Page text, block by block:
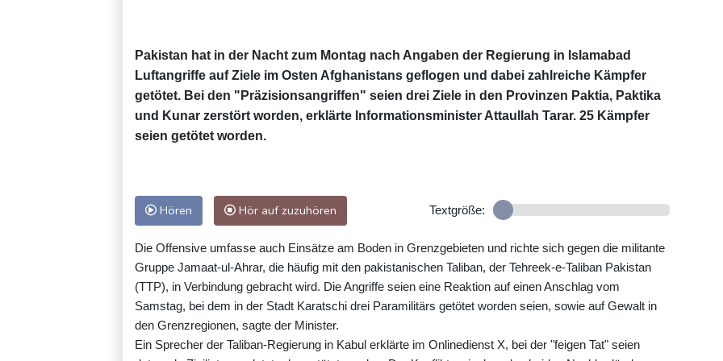
Pakistan hat in der Nacht zum Montag nach Angaben der Regierung in Islamabad
Luftangriffe auf Ziele im Osten Afghanistans geflogen und dabei zahlreiche Kämpfer
getötet. Bei den "Präzisionsangriffen" seien drei Ziele in den Provinzen Paktia, Paktika
und Kunar zerstört worden, erklärte Informationsminister Attaullah Tarar. 25 Kämpfer
seien getötet worden.
Hören Hör auf zuzuhören Textgröße:
Die Offensive umfasse auch Einsätze am Boden in Grenzgebieten und richte sich gegen die militante
Gruppe Jamaat-ul-Ahrar, die häufig mit den pakistanischen Taliban, der Tehreek-e-Taliban Pakistan
(TTP), in Verbindung gebracht wird. Die Angriffe seien eine Reaktion auf einen Anschlag vom
Samstag, bei dem in der Stadt Karatschi drei Paramilitärs getötet worden seien, sowie auf Gewalt in
den Grenzregionen, sagte der Minister.
Ein Sprecher der Taliban-Regierung in Kabul erklärte im Onlinedienst X, bei der "feigen Tat" seien